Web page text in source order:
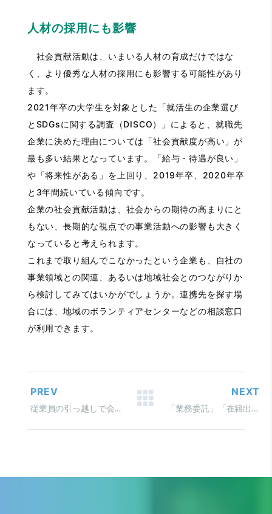
人材の採用にも影響
社会貢献活動は、いまいる人材の育成だけではな
く、より優秀な人材の採用にも影響する可能性があり
ます。
2021年卒の大学生を対象とした「就活生の企業選び
とSDGsに関する調査（DISCO）」によると、就職先
企業に決めた理由については「社会貢献度が高い」が
最も多い結果となっています。「給与・待遇が良い」
や「将来性がある」を上回り、2019年卒、2020年卒
と3年間続いている傾向です。
企業の社会貢献活動は、社会からの期待の高まりにと
もない、長期的な視点での事業活動への影響も大きく
なっていると考えられます。
これまで取り組んでこなかったという企業も、自社の
事業領域との関連、あるいは地域社会とのつながりか
ら検討してみてはいかがでしょうか。連携先を探す場
合には、地域のボランティアセンターなどの相談窓口
が利用できます。
PREV
従業員の引っ越しで会社が 行うべき住所関係の諸届出
NEXT
「業務委託」「在籍出向」 「副業」の労務管理